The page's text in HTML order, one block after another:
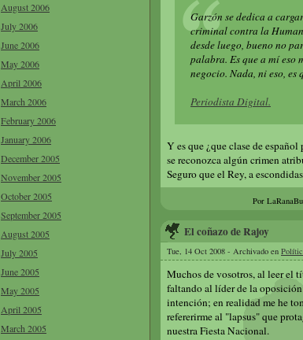
August 2006
July 2006
June 2006
May 2006
April 2006
March 2006
February 2006
January 2006
December 2005
November 2005
October 2005
September 2005
August 2005
July 2005
June 2005
May 2005
April 2005
March 2005
Garzón se dedica a
criminal contra la
desde luego, bueno no
palabra. Es que a mí eso
negocio. Nada, ni eso, es
Periodista Digital.
Y es que ¿que clase de
se reconozca algún crimen
Seguro que el Rey, a
Por
El coñazo de Rajoy
Tue, 14 Oct 2008 - Archivado en
Muchos de vosotros, al leer el
faltando al líder de la
intención; en realidad me he
refererirme al "lapsus" que
nuestra Fiesta Nacional.